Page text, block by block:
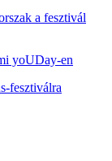
a fesztivál
yoUDay-en
fesztiválra